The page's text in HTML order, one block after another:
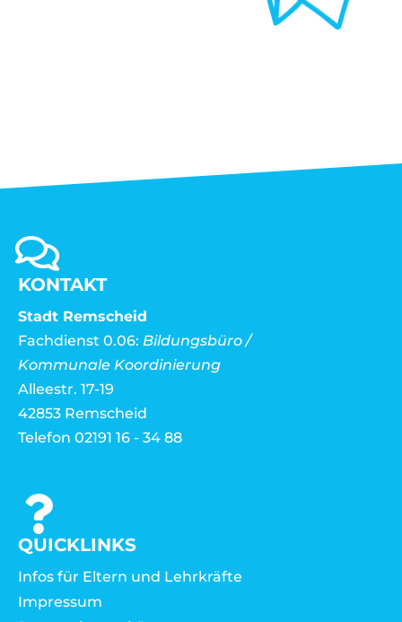
KONTAKT
Stadt Remscheid
Fachdienst 0.06: Bildungsbüro /
Kommunale Koordinierung
Alleestr. 17-19
42853 Remscheid
Telefon 02191 16 - 34 88
QUICKLINKS
Infos für Eltern und Lehrkräfte
Impressum